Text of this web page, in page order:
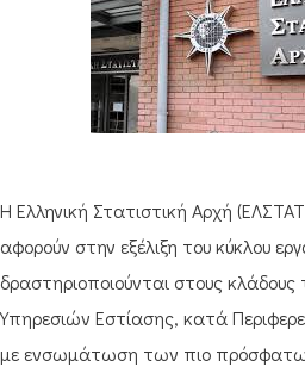
Η Ελληνική Στατιστική Αρχή
αφορούν στην εξέλιξη του κύκλου
δραστηριοποιούνται στους
Υπηρεσιών Εστίασης, κατά
με ενσωμάτωση των πιο